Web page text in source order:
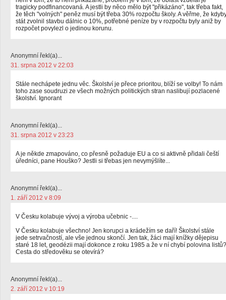
tragicky podfinancovaná. A jestli by něco mělo být "přikázáno", tak třeba fakt,
že těch "volných" peněz musí být třeba 30% rozpočtu školy. A věřme, že
stát zvolnil stavbu dálnic o 10%, potřebné peníze by v rozpočtu byly aniž by
rozpočet povylezl o jedinou korunu.
Anonymní řekl(a)...
31. srpna 2012 v 22:03
Stále nechápete jednu věc. Školství je přece prioritou, blíží se volby! To nám
toho zase soudruzi ze všech možných politických stran naslibují pozlacené
školství. Ignorant
Anonymní řekl(a)...
31. srpna 2012 v 23:23
A je někde zmapováno, co přesně požaduje EU a co si aktivně přidali čeští
úředníci, pane Houško? Jestli si třebas jen nevymýšlíte...
Anonymní řekl(a)...
1. září 2012 v 8:09
V Česku kolabuje vývoj a výroba učebnic -....
V Česku kolabuje všechno! Jen korupci a krádežím se daří! Školství stále
jede setrvačností, ale vše jednou skončí. Jen tak, žáci mají knížky dějepisu
staré 18 let, geodézii mají dokonce z roku 1985 a že v ní chybí polovina listů?
Cesta do středověku se otevírá?
Anonymní řekl(a)...
2. září 2012 v 10:19